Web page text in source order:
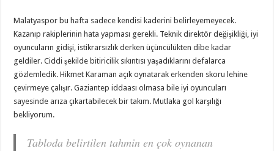
Malatyaspor bu hafta sadece kendisi kaderini belirleyemeyecek.
Kazanıp rakiplerinin hata yapması gerekli. Teknik direktör değişikliği, iyi
oyuncuların gidişi, istikrarsızlık derken üçüncülükten dibe kadar
geldiler. Ciddi şekilde bitiricilik sıkıntısı yaşadıklarını defalarca
gözlemledik. Hikmet Karaman açık oynatarak erkenden skoru lehine
çevirmeye çalışır. Gaziantep iddaası olmasa bile iyi oyuncuları
sayesinde arıza çıkartabilecek bir takım. Mutlaka gol karşılığı
bekliyorum.
Tabloda belirtilen tahmin en çok oynanan